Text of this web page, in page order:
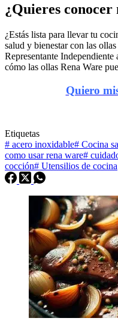
¿Quieres conocer
¿Estás lista para llevar tu
salud y bienestar con las
Representante
cómo las ollas Rena Ware
Quiero
Etiquetas
# acero inoxidable# Cocina
como usar rena ware#
cocción# Utensilios de cocina